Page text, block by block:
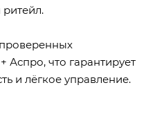
ритейл.
Аспро, что гарантирует
и лёгкое управление.